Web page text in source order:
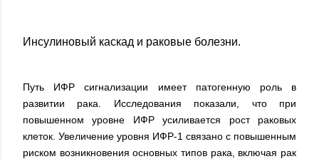
Инсулиновый каскад и раковые болезни.
Путь ИФР сигнализации имеет патогенную роль в
развитии рака. Исследования показали, что при
повышенном уровне ИФР усиливается рост раковых
клеток. Увеличение уровня ИФР-1 связано с повышенным
риском возникновения основных типов рака, включая рак